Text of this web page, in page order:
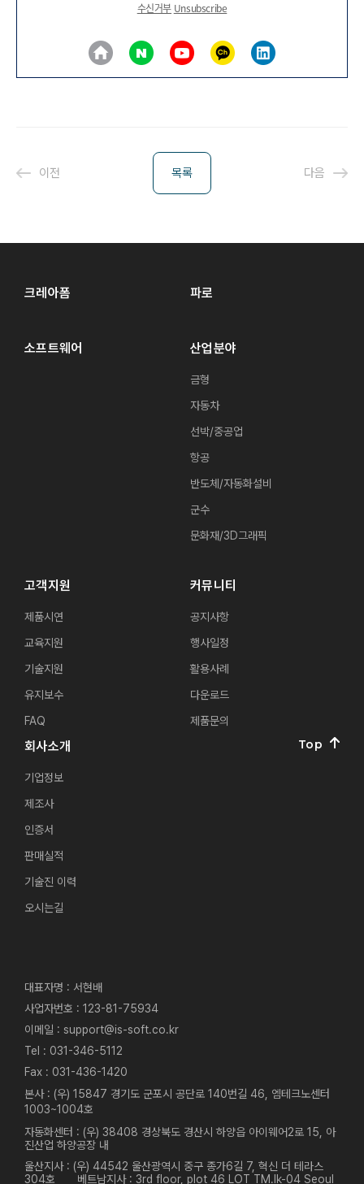
수신거부 Unsubscribe
이전 목록 다음
크레아폼 파로
소프트웨어 산업분야
금형
자동차
선박/중공업
항공
반도체/자동화설비
군수
문화재/3D그래픽
고객지원
제품시연
교육지원
기술지원
유지보수
FAQ
커뮤니티
공지사항
행사일정
활용사례
다운로드
제품문의
회사소개
기업정보
제조사
인증서
판매실적
기술진 이력
오시는길
Top
대표자명 : 서현배
사업자번호 : 123-81-75934
이메일 : support@is-soft.co.kr
Tel : 031-346-5112
Fax : 031-436-1420
본사 : (우) 15847 경기도 군포시 공단로 140번길 46, 엠테크노센터
1003~1004호
자동화센터 : (우) 38408 경상북도 경산시 하양읍 아이웨어2로 15, 아
진산업 하양공장 내
울산지사 : (우) 44542 울산광역시 중구 종가6길 7, 혁신 더 테라스
304호
베트남지사 : 3rd floor, plot 46 LOT TM.lk-04 Seoul